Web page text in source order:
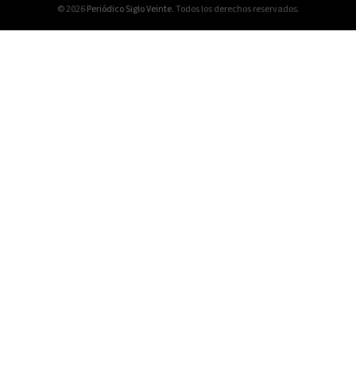
© 2026Periódico Siglo Veinte. Todos los derechos reservados.